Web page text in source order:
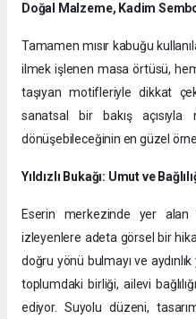
Doğal Malzeme, Kadim
​Tamamen mısır kabuğu
ilmek işlenen masa örtüsü,
taşıyan motifleriyle dikkat
sanatsal bir bakış
dönüşebileceğinin en güzel
Yıldızlı Bukağı: Umut ve
​Eserin merkezinde yer alan
izleyenlere adeta görsel bir
doğru yönü bulmayı ve
toplumdaki birliği, ailevi
ediyor. Suyolu düzeni,